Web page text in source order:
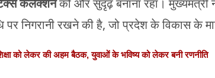
कलेक्शनको और सुदृढ़ बनाना रहा। मुख्यमंत्री
निगरानी रखने की है, जो प्रदेश के विकास के
को लेकर की अहम बैठक, युवाओं के भविष्य को लेकर बनी रणनीति